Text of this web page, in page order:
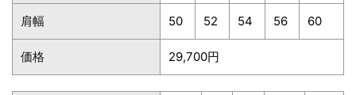
肩幅 50 52 54 56 60
価格 29,700円